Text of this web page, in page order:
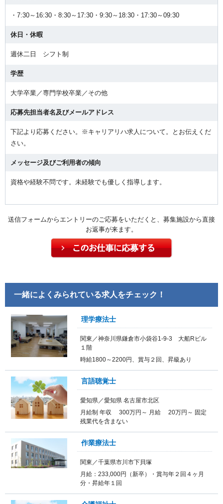
・7:30～16:30・8:30～17:30・9:30～18:30・17:30～09:30
休日・休暇
週休二日 シフト制
学歴
大学卒業／専門学校卒業／その他
応募先担当者名及びメールアドレス
下記より応募ください。※キャリアリハ求人について。とお伝えくだ
さい。
メッセージ及びご利用者の傾向
資格や経験不問です。未経験でも優しく指導します。
送信フォームからエントリーのご応募をいただくと、募集施設から直接
お返事が来ます。
一緒によくみられている求人をチェック！
理学療法士
関東／神奈川県鎌倉市小袋谷1-9-3 大船Rビル
１階
時給1800～2200円、賞与２回、昇級あり
言語聴覚士
愛知県／愛知県 名古屋市北区
月給制 年収 300万円～ 月給 20万円～ 固定
残業代を含まない
作業療法士
関東／千葉県市川市下貝塚
月給：233,000円（新卒）・賞与年２回４ヶ月
分・昇給年１回